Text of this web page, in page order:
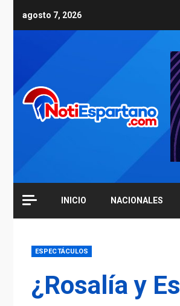
agosto 7, 2026
INICIO NACIONALES
ESPECTÁCULOS
¿Rosalía y